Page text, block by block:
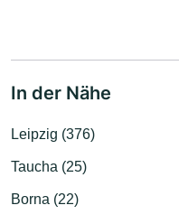
In der Nähe
Leipzig (376)
Taucha (25)
Borna (22)